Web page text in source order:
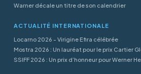
Warner décale un titre de son calendrier
ACTUALITÉ INTERNATIONALE
Locarno 2026 - Virigine Efira célébrée
Mostra 2026 : Un lauréat pour le prix Cartier
SSIFF 2026 : Un prix d’honneur pour Werner